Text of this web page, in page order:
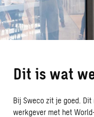
Dit is wat
Bij Sweco zit je goed.
werkgever met het